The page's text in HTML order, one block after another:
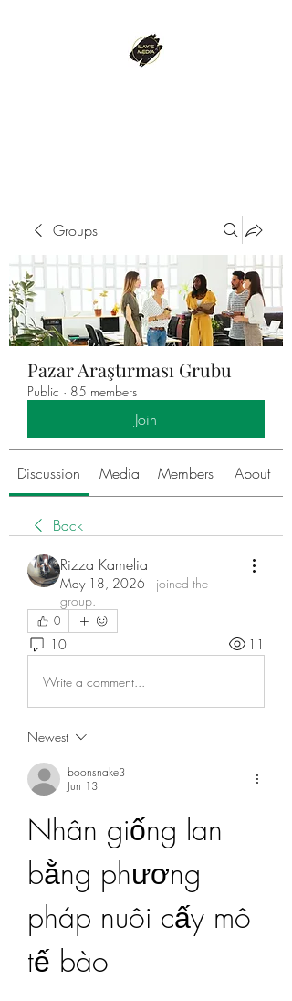
Groups
Pazar Araştırması Grubu
Public · 85 members
Join
Discussion Media Members About
Back
Rizza Kamelia
May 18, 2026 · joined the
group.
0
10 11
Write a comment...
Newest
boonsnake3
Jun 13
Nhân giống lan
bằng phương
pháp nuôi cấy mô
tế bào